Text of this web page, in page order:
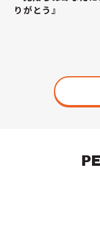
りがとう』